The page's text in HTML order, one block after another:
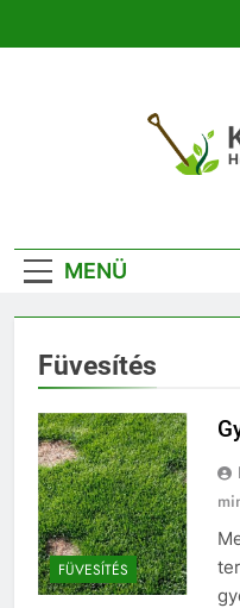
MENÜ
Füvesítés
FÜVESÍTÉS